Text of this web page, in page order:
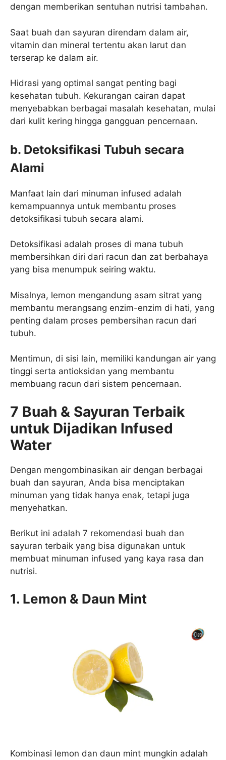
dengan memberikan sentuhan nutrisi tambahan.
Saat buah dan sayuran direndam dalam air,
vitamin dan mineral tertentu akan larut dan
terserap ke dalam air.
Hidrasi yang optimal sangat penting bagi
kesehatan tubuh. Kekurangan cairan dapat
menyebabkan berbagai masalah kesehatan, mulai
dari kulit kering hingga gangguan pencernaan.
b. Detoksifikasi Tubuh secara
Alami
Manfaat lain dari minuman infused adalah
kemampuannya untuk membantu proses
detoksifikasi tubuh secara alami.
Detoksifikasi adalah proses di mana tubuh
membersihkan diri dari racun dan zat berbahaya
yang bisa menumpuk seiring waktu.
Misalnya, lemon mengandung asam sitrat yang
membantu merangsang enzim-enzim di hati, yang
penting dalam proses pembersihan racun dari
tubuh.
Mentimun, di sisi lain, memiliki kandungan air yang
tinggi serta antioksidan yang membantu
membuang racun dari sistem pencernaan.
7 Buah & Sayuran Terbaik
untuk Dijadikan Infused
Water
Dengan mengombinasikan air dengan berbagai
buah dan sayuran, Anda bisa menciptakan
minuman yang tidak hanya enak, tetapi juga
menyehatkan.
Berikut ini adalah 7 rekomendasi buah dan
sayuran terbaik yang bisa digunakan untuk
membuat minuman infused yang kaya rasa dan
nutrisi.
1. Lemon & Daun Mint
Kombinasi lemon dan daun mint mungkin adalah